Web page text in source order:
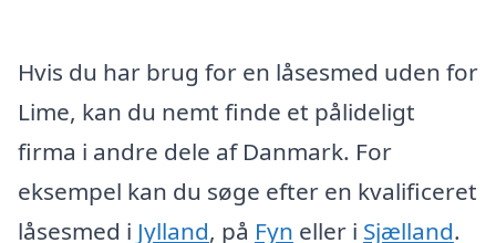
Hvis du har brug for en låsesmed uden for
Lime, kan du nemt finde et pålideligt
firma i andre dele af Danmark. For
eksempel kan du søge efter en kvalificeret
låsesmed i Jylland, på Fyn eller i Sjælland.